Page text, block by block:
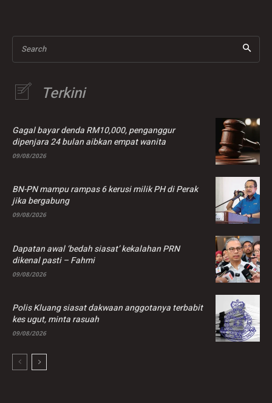
Search
Terkini
Gagal bayar denda RM10,000, penganggur
dipenjara 24 bulan aibkan empat wanita
09/08/2026
BN-PN mampu rampas 6 kerusi milik PH di Perak
jika bergabung
09/08/2026
Dapatan awal ‘bedah siasat’ kekalahan PRN
dikenal pasti – Fahmi
09/08/2026
Polis Kluang siasat dakwaan anggotanya terbabit
kes ugut, minta rasuah
09/08/2026